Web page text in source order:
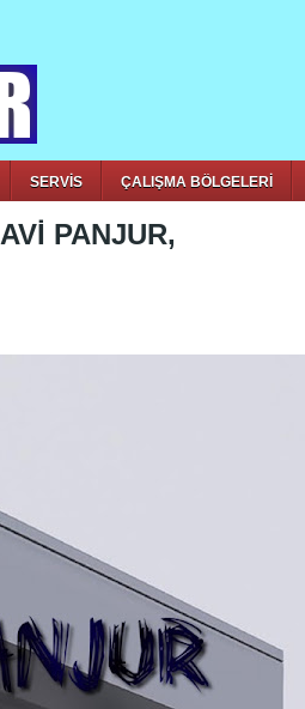
SERVİS ÇALIŞMA BÖLGELERİ
PANJUR,